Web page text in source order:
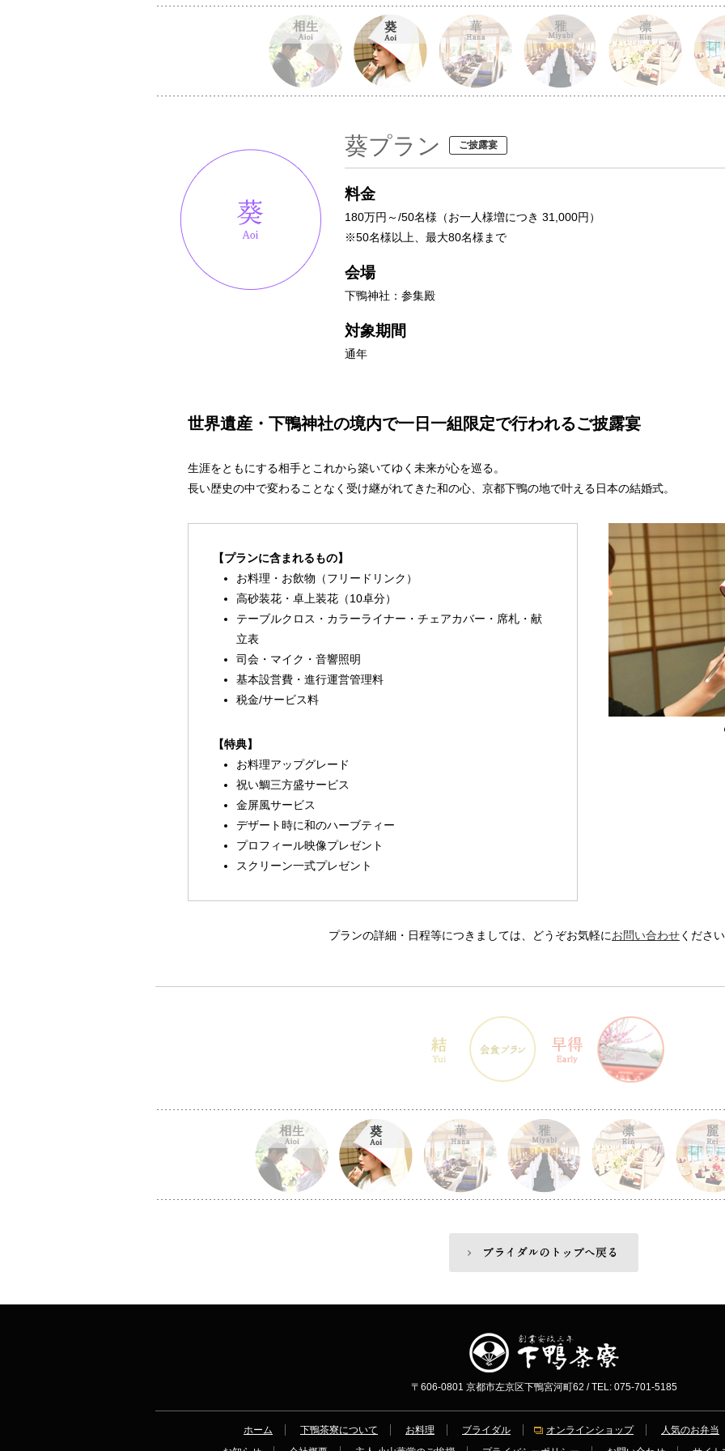
葵プラン ご披露宴
料金
180万円～/50名様（お一人様増につき 31,000円）
※50名様以上、最大80名様まで
会場
下鴨神社：参集殿
対象期間
通年
世界遺産・下鴨神社の境内で一日一組限定で行われるご披露宴
生涯をともにする相手とこれから築いてゆく未来が心を巡る。
長い歴史の中で変わることなく受け継がれてきた和の心、京都下鴨の地で叶える日本の結婚式。
【プランに含まれるもの】
お料理・お飲物（フリードリンク）
高砂装花・卓上装花（10卓分）
テーブルクロス・カラーライナー・チェアカバー・席札・献
立表
司会・マイク・音響照明
基本設営費・進行運営管理料
税金/サービス料
【特典】
お料理アップグレード
祝い鯛三方盛サービス
金屏風サービス
デザート時に和のハーブティー
プロフィール映像プレゼント
スクリーン一式プレゼント
プランの詳細・日程等につきましては、どうぞお気軽にお問い合わせくださ
〒606-0801 京都市左京区下鴨宮河町62 / TEL: 075-701-5185
ホーム 下鴨茶寮について お料理 ブライダル オンラインショップ
人気のお弁当